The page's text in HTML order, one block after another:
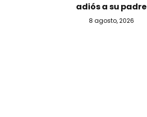
adiós a su padre
8 agosto, 2026